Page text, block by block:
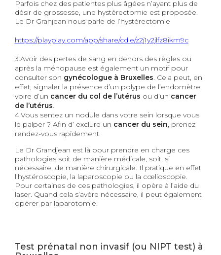
Parfois chez des patientes plus âgées n’ayant plus de
désir de grossesse, une hystérectomie est proposée.
Le Dr Granjean nous parle de l’hystérectomie
https://playplay.com/app/share/cdle/z2j1y2jlfz8ikm9c
3.Avoir des pertes de sang en dehors des règles ou
après la ménopause est également un motif pour
consulter son gynécologue à Bruxelles. Cela peut, en
effet, signalerla présence d’un polype de l’endomètre,
voire d’un cancer du col de l’utérus ou d’un cancer
del’utérus.
4.Vous sentezun nodule dans votre sein lorsque vous
le palper? Afin d’ exclure un cancer du sein, prenez
rendez-vous rapidement.
Le Dr Grandjean est là pour prendre en charge ces
pathologies soit de manière médicale, soit, si
nécessaire, de manière chirurgicale. Il pratique en effet
l’hystéroscopie, la laparoscopie ou la cœlioscopie.
Pour certaines de ces pathologies, il opère à l’aide du
laser. Quand cela s’avère nécessaire, il peut également
opérer par laparotomie.
Test prénatal non invasif (ou NIPT test) à